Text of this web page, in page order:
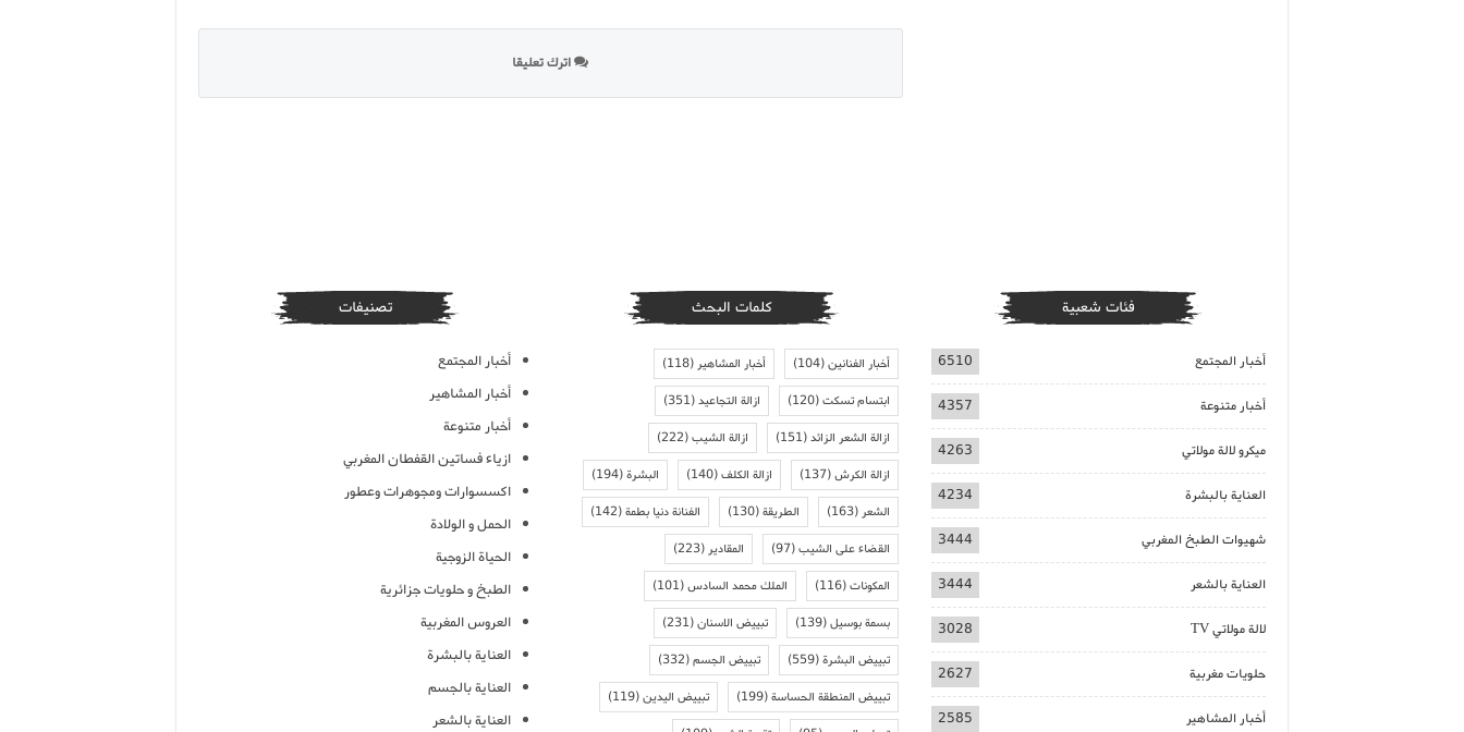
اترك تعليقا
فئات شعبية
أخبار المجتمع 6510
أخبار متنوعة 4357
ميكرو لالة مولاتي 4263
العناية بالبشرة 4234
شهيوات الطبخ المغربي 3444
العناية بالشعر 3444
لالة مولاتي TV 3028
حلويات مغربية 2627
أخبار المشاهير 2585
كلمات البحث
أخبار الفنانين(104) أخبار المشاهير(118)
ابتسام تسكت(120) ازالة التجاعيد(351)
ازالة الشعر الزائد(151) ازالة الشيب(222)
ازالة الكرش(137) ازالة الكلف(140) البشرة(194)
الشعر(163) الطريقة(130) الفنانة دنيا بطمة(142)
القضاء على الشيب(97) المقادير(223)
المكونات(116) الملك محمد السادس(101)
بسمة بوسيل(139) تبييض الاسنان(231)
تبييض البشرة(559) تبييض الجسم(332)
تبييض المنطقة الحساسة(199) تبييض اليدين(119)
تصنيفات
أخبار المجتمع
أخبار المشاهير
أخبار متنوعة
ازياء فساتين القفطان المغربي
اكسسوارات ومجوهرات وعطور
الحمل و الولادة
الحياة الزوجية
الطبخ و حلويات جزائرية
العروس المغربية
العناية بالبشرة
العناية بالجسم
العناية بالشعر